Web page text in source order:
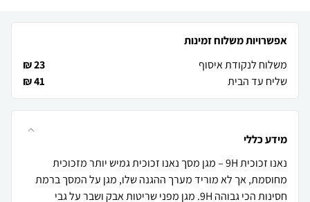
אפשרויות משלוח זמינות
משלוח לנקודת איסוף
23 ₪
שליח עד הבית
41 ₪
מידע כללי
נאנו זכוכית 9H – מגן מסך נאנו זכוכית גמיש יותר מזכוכית
מחוסמת, אך לא מוריד מערך ההגנה שלו, מגן על המסך ברמת
חסינות הכי גבוהה 9H. מגן מפני שריטות אבק ושבר על גבי